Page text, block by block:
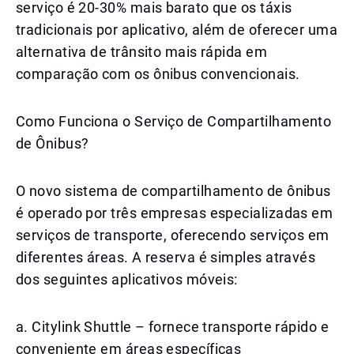
serviço é 20-30% mais barato que os táxis
tradicionais por aplicativo, além de oferecer uma
alternativa de trânsito mais rápida em
comparação com os ônibus convencionais.
Como Funciona o Serviço de Compartilhamento
de Ônibus?
O novo sistema de compartilhamento de ônibus
é operado por três empresas especializadas em
serviços de transporte, oferecendo serviços em
diferentes áreas. A reserva é simples através
dos seguintes aplicativos móveis:
a. Citylink Shuttle – fornece transporte rápido e
conveniente em áreas específicas